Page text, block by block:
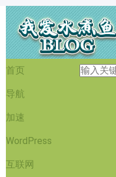
首页
导航
加速
WordPress
互联网